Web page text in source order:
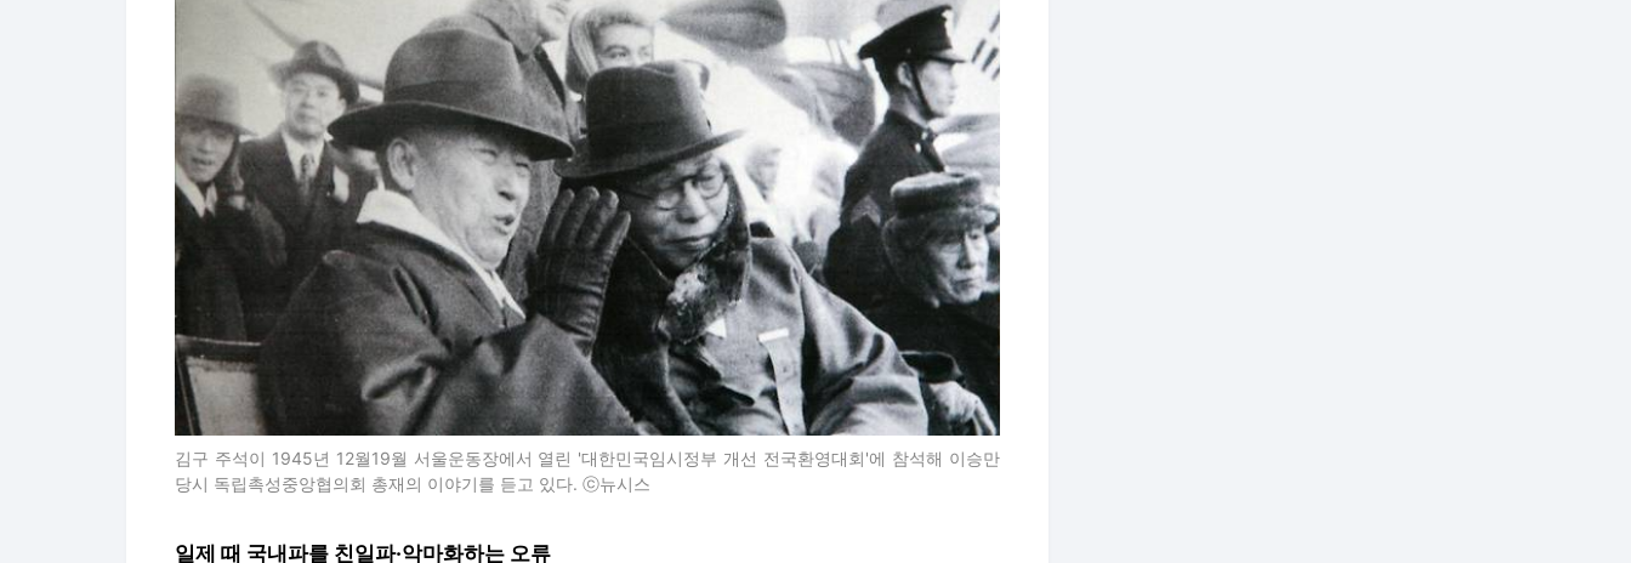
김구 주석이 1945년 12월19월 서울운동장에서 열린 '대한민국임시정부 개선 전국환영대회'에 참석해 이승만
당시 독립촉성중앙협의회 총재의 이야기를 듣고 있다. ⓒ뉴시스
일제 때 국내파를 친일파·악마화하는 오류